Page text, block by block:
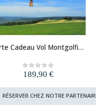
Carte Cadeau Vol Montgolfière (France)
0 out of 5
189,90€
RÉSERVER CHEZ NOTRE